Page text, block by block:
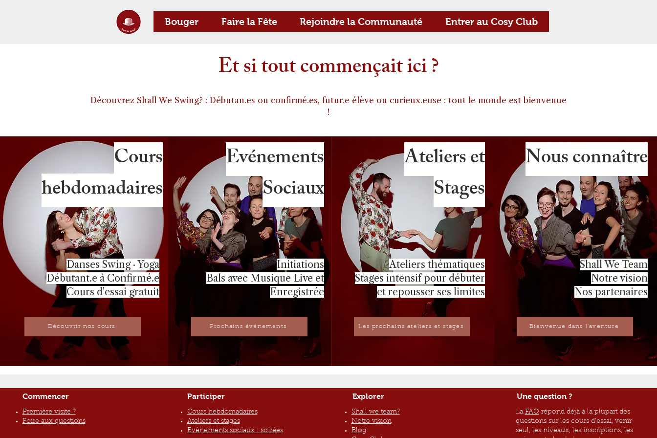
Bouger Faire la Fête Rejoindre la Communauté Entrer au Cosy Club
Et si tout commençait ici ?
Découvrez Shall We Swing? : Débutan.es ou confirmé.es, futur.e élève ou curieux.euse : tout le monde est bienvenue
!
Cours
hebdomadaires
Danses Swing · Yoga
Débutant.e à Confirmé.e
Cours d'essai gratuit
Découvrir nos cours
Evénements
Sociaux
Initiations
Bals avec Musique Live et
Enregistrée
Prochains événements
Ateliers et
Stages
Ateliers thématiques
Stages intensif pour débuter
et repousser ses limites
Les prochains ateliers et stages
Nous connaître
Shall We Team
Notre vision
Nos partenaires
Bienvenue dans l'aventure
Commencer
Première visite ?
Foire aux questions
Participer
Cours hebdomadaires
Ateliers et stages
Evènements sociaux : soirées
Explorer
Shall we team?
Notre vision
Blog
Une question ?
La FAQ répond déjà à la plupart des
questions sur les cours d'essai, venir
seul, les niveaux, les inscriptions, les